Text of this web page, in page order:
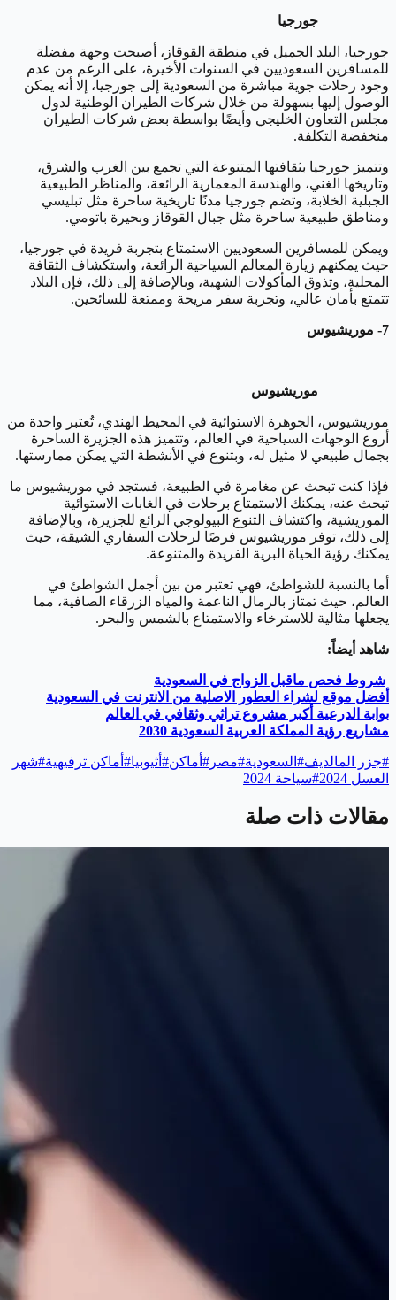
جورجيا
جورجيا، البلد الجميل في منطقة القوقاز، أصبحت وجهة مفضلة
للمسافرين السعوديين في السنوات الأخيرة، على الرغم من عدم
وجود رحلات جوية مباشرة من السعودية إلى جورجيا، إلا أنه يمكن
الوصول إليها بسهولة من خلال شركات الطيران الوطنية لدول
مجلس التعاون الخليجي وأيضًا بواسطة بعض شركات الطيران
منخفضة التكلفة.
وتتميز جورجيا بثقافتها المتنوعة التي تجمع بين الغرب والشرق،
وتاريخها الغني، والهندسة المعمارية الرائعة، والمناظر الطبيعية
الجبلية الخلابة، وتضم جورجيا مدنًا تاريخية ساحرة مثل تبليسي
ومناطق طبيعية ساحرة مثل جبال القوقاز وبحيرة باتومي.
ويمكن للمسافرين السعوديين الاستمتاع بتجربة فريدة في جورجيا،
حيث يمكنهم زيارة المعالم السياحية الرائعة، واستكشاف الثقافة
المحلية، وتذوق المأكولات الشهية، وبالإضافة إلى ذلك، فإن البلاد
تتمتع بأمان عالي، وتجربة سفر مريحة وممتعة للسائحين.
7- موريشيوس
موريشيوس
موريشيوس، الجوهرة الاستوائية في المحيط الهندي، تُعتبر واحدة من
أروع الوجهات السياحية في العالم، وتتميز هذه الجزيرة الساحرة
بجمال طبيعي لا مثيل له، وبتنوع في الأنشطة التي يمكن ممارستها.
فإذا كنت تبحث عن مغامرة في الطبيعة، فستجد في موريشيوس ما
تبحث عنه، يمكنك الاستمتاع برحلات في الغابات الاستوائية
الموريشية، واكتشاف التنوع البيولوجي الرائع للجزيرة، وبالإضافة
إلى ذلك، توفر موريشيوس فرصًا لرحلات السفاري الشيقة، حيث
يمكنك رؤية الحياة البرية الفريدة والمتنوعة.
أما بالنسبة للشواطئ، فهي تعتبر من بين أجمل الشواطئ في
العالم، حيث تمتاز بالرمال الناعمة والمياه الزرقاء الصافية، مما
يجعلها مثالية للاسترخاء والاستمتاع بالشمس والبحر.
شاهد أيضاً:
شروط فحص ماقبل الزواج في السعودية
أفضل موقع لشراء العطور الاصلية من الانترنت في السعودية
بوابة الدرعية أكبر مشروع تراثي وثقافي في العالم
مشاريع رؤية المملكة العربية السعودية 2030
#جزر المالديف# السعودية#مصر # أماكن# أثيوبيا# أماكن ترفيهية#شهر
العسل 2024
#سياحة 2024
مقالات ذات صلة